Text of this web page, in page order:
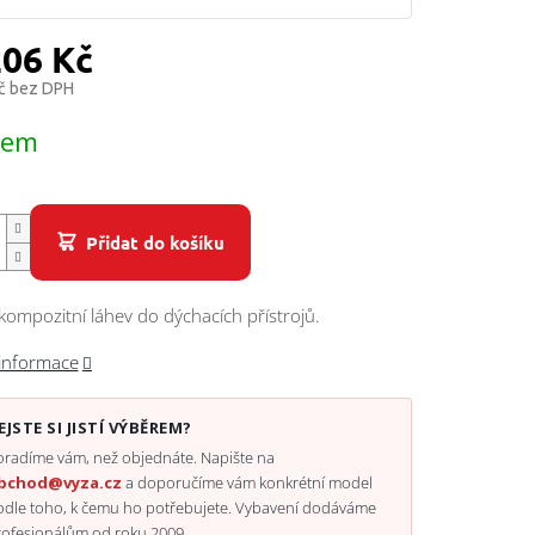
Kč
bez DPH
Přidat do košíku
láhev do dýchacích přístrojů.
SI JISTÍ VÝBĚREM?
vám, než objednáte. Napište na
a doporučíme vám konkrétní model
toho, k čemu ho potřebujete. Vybavení dodáváme